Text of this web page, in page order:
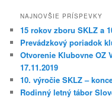
NAJNOVŠIE PRÍSPEVKY
15 rokov zboru SKLZ a
Prevádzkový poriadok
Otvorenie Klubovne OZ
17.11.2019
10. výročie SKLZ –
Rodinný letný tábor